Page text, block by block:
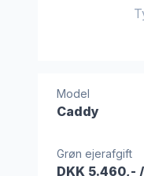
Model
Caddy
Grøn ejerafgift
DKK 5.460,-